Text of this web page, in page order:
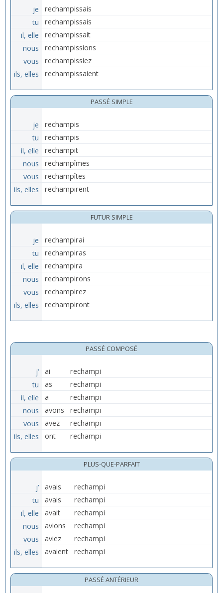
je
rechampissais
tu
rechampissais
il, elle
rechampissait
nous
rechampissions
vous
rechampissiez
ils, elles
rechampissaient
PASSÉ SIMPLE
je
rechampis
tu
rechampis
il, elle
rechampit
nous
rechampîmes
vous
rechampîtes
ils, elles
rechampirent
FUTUR SIMPLE
je
rechampirai
tu
rechampiras
il, elle
rechampira
nous
rechampirons
vous
rechampirez
ils, elles
rechampiront
PASSÉ COMPOSÉ
j’ ai
rechampi
tu
as
rechampi
il, elle
a
rechampi
nous
avons
rechampi
vous
avez
rechampi
ils, elles
ont rechampi
PLUS-QUE-PARFAIT
j’ avais
rechampi
tu
avais
rechampi
il, elle
avait
rechampi
nous
avions
rechampi
vous
aviez
rechampi
ils, elles
avaient rechampi
PASSÉ ANTÉRIEUR